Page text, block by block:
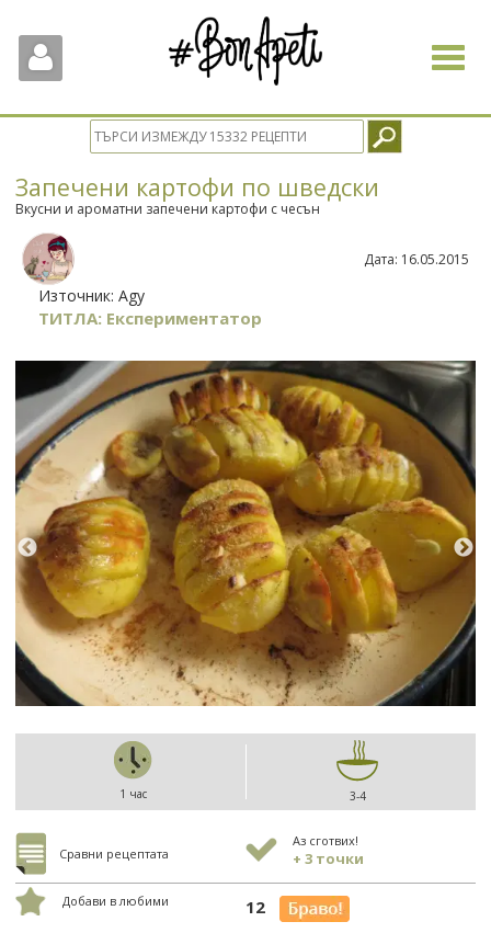
Toggle
Запечени картофи по шведски
Вкусни и ароматни запечени картофи с чесън
Източник: Agy
ТИТЛА: Експериментатор
Дата: 16.05.2015
1 час 3-4
Сравни рецептата
Аз сготвих!
+ 3 точки
Добави в любими 12